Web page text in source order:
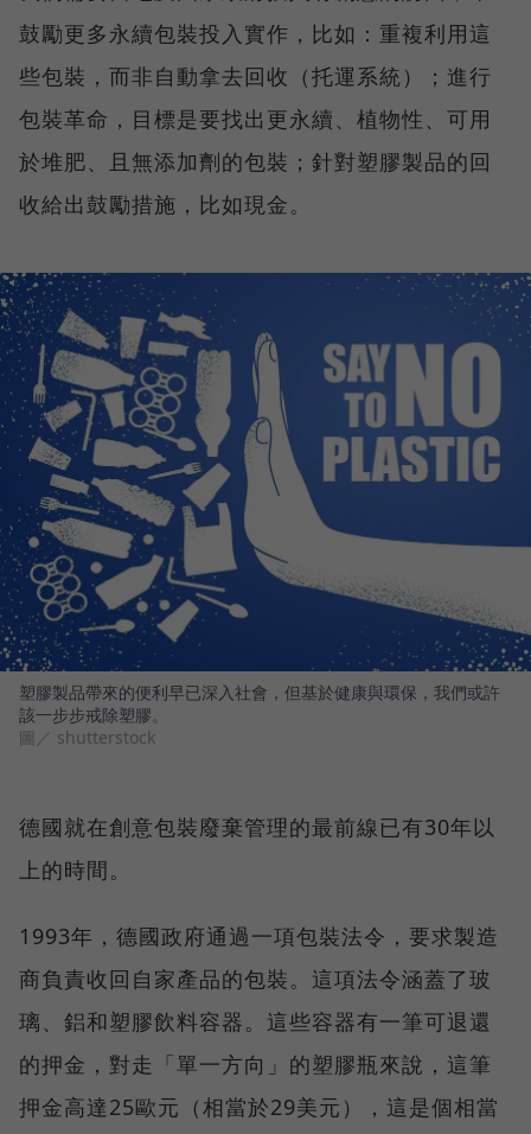
鼓勵更多永續包裝投入實作，比如：重複利用這
些包裝，而非自動拿去回收（托運系統）；進行
包裝革命，目標是要找出更永續、植物性、可用
於堆肥、且無添加劑的包裝；針對塑膠製品的回
收給出鼓勵措施，比如現金。
塑膠製品帶來的便利早已深入社會，但基於健康與環保，我們或許
該一步步戒除塑膠。
圖／ shutterstock
德國就在創意包裝廢棄管理的最前線已有30年以
上的時間。
1993年，德國政府通過一項包裝法令，要求製造
商負責收回自家產品的包裝。這項法令涵蓋了玻
璃、鋁和塑膠飲料容器。這些容器有一筆可退還
的押金，對走「單一方向」的塑膠瓶來說，這筆
押金高達25歐元（相當於29美元），這是個相當